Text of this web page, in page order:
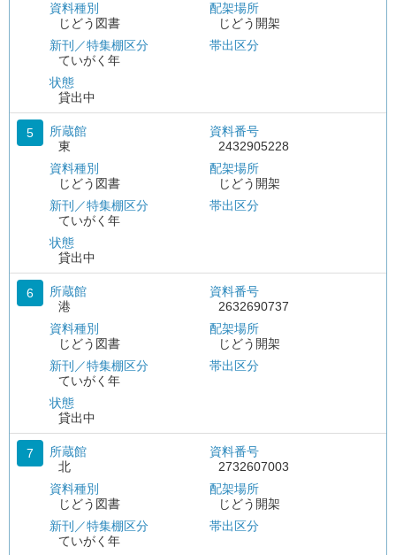
資料種別
じどう図書
新刊／特集棚区分
ていがく年
状態
貸出中
配架場所
じどう開架
帯出区分
5
所蔵館
東
資料種別
じどう図書
新刊／特集棚区分
ていがく年
状態
貸出中
資料番号
2432905228
配架場所
じどう開架
帯出区分
6
所蔵館
港
資料種別
じどう図書
新刊／特集棚区分
ていがく年
状態
貸出中
資料番号
2632690737
配架場所
じどう開架
帯出区分
7
所蔵館
北
資料種別
じどう図書
新刊／特集棚区分
ていがく年
資料番号
2732607003
配架場所
じどう開架
帯出区分